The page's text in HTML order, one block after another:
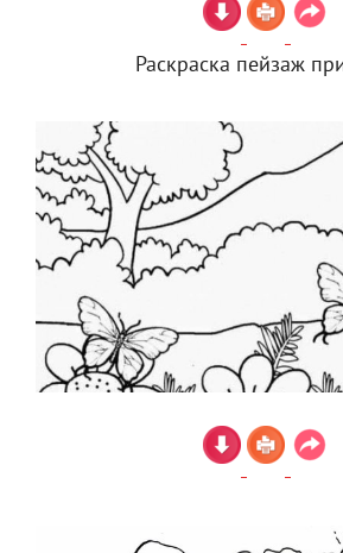
Раскраска пейзаж